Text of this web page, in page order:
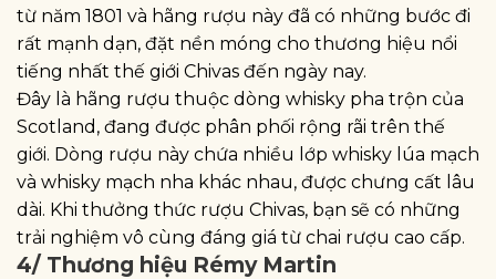
từ năm 1801 và hãng rượu này đã có những bước đi
rất mạnh dạn, đặt nền móng cho thương hiệu nổi
tiếng nhất thế giới Chivas đến ngày nay.
Đây là hãng rượu thuộc dòng whisky pha trộn của
Scotland, đang được phân phối rộng rãi trên thế
giới. Dòng rượu này chứa nhiều lớp whisky lúa mạch
và whisky mạch nha khác nhau, được chưng cất lâu
dài. Khi thưởng thức rượu Chivas, bạn sẽ có những
trải nghiệm vô cùng đáng giá từ chai rượu cao cấp.
4/ Thương hiệu Rémy Martin